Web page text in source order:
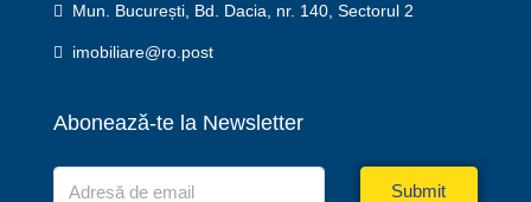
Mun. București, Bd. Dacia, nr. 140, Sectorul 2
imobiliare@ro.post
Abonează-te la Newsletter
Submit